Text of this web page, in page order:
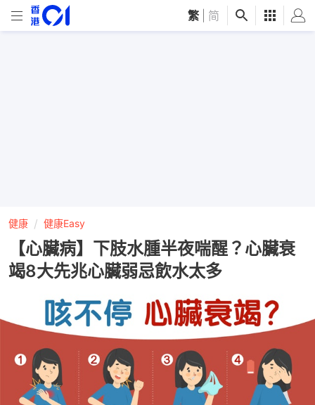
繁 简
健康 健康Easy
【心臟病】下肢水腫半夜喘醒？心臟衰
竭8大先兆心臟弱忌飲水太多